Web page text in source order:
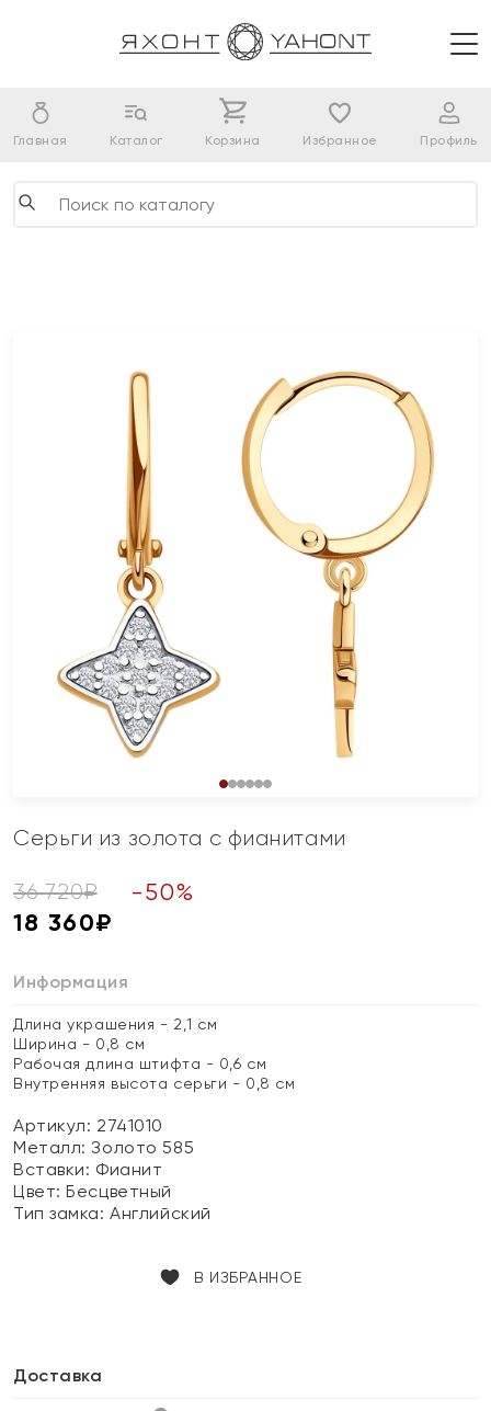
Главная Каталог Корзина Избранное Профиль
Серьги из золота с фианитами
36 720₽ -50%
18 360₽
Информация
Длина украшения - 2,1 см
Ширина - 0,8 см
Рабочая длина штифта - 0,6 см
Внутренняя высота серьги - 0,8 см
Артикул: 2741010
Металл:Золото 585
Вставки: Фианит
Цвет:Бесцветный
Тип замка:Английский
В ИЗБРАННОЕ
Доставка